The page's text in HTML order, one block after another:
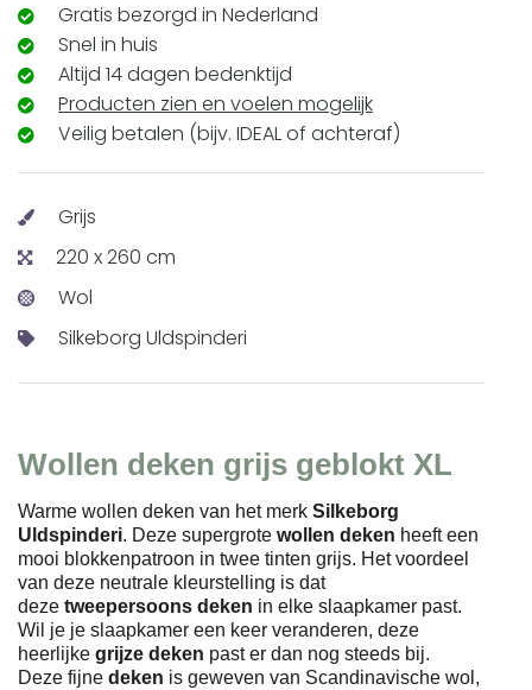
Gratis bezorgd in Nederland
Snel in huis
Altijd 14 dagen bedenktijd
Producten zien en voelen mogelijk
Veilig betalen (bijv. IDEAL of achteraf)
Grijs
220 x 260 cm
Wol
Silkeborg Uldspinderi
Wollen deken grijs geblokt XL
Warme wollen deken van het merk Silkeborg
Uldspinderi. Deze supergrote wollen deken heeft een
mooi blokkenpatroon in twee tinten grijs. Het voordeel
van deze neutrale kleurstelling is dat
deze tweepersoons deken in elke slaapkamer past.
Wil je je slaapkamer een keer veranderen, deze
heerlijke grijze deken past er dan nog steeds bij.
Deze fijne deken is geweven van Scandinavische wol,